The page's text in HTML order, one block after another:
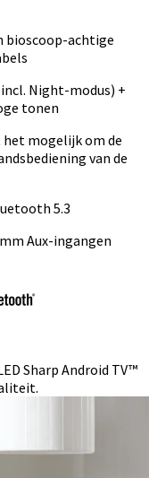
bioscoop-achtige
Night-modus) +
tonen
het mogelijk om de
van de
5.3
Aux-ingangen
Sharp Android TV™